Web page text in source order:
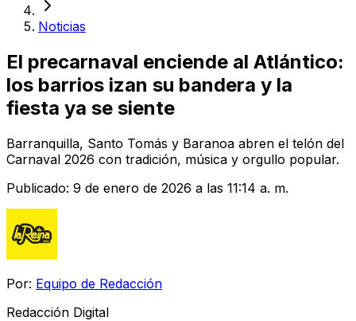
Noticias
El precarnaval enciende al Atlántico:
los barrios izan su bandera y la
fiesta ya se siente
Barranquilla, Santo Tomás y Baranoa abren el telón del
Carnaval 2026 con tradición, música y orgullo popular.
Publicado: 9 de enero de 2026 a las 11:14 a. m.
Por: Equipo de Redacción
Redacción Digital